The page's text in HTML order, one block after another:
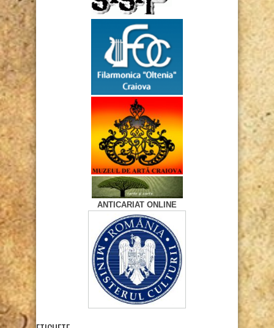
ANTICARIAT ONLINE